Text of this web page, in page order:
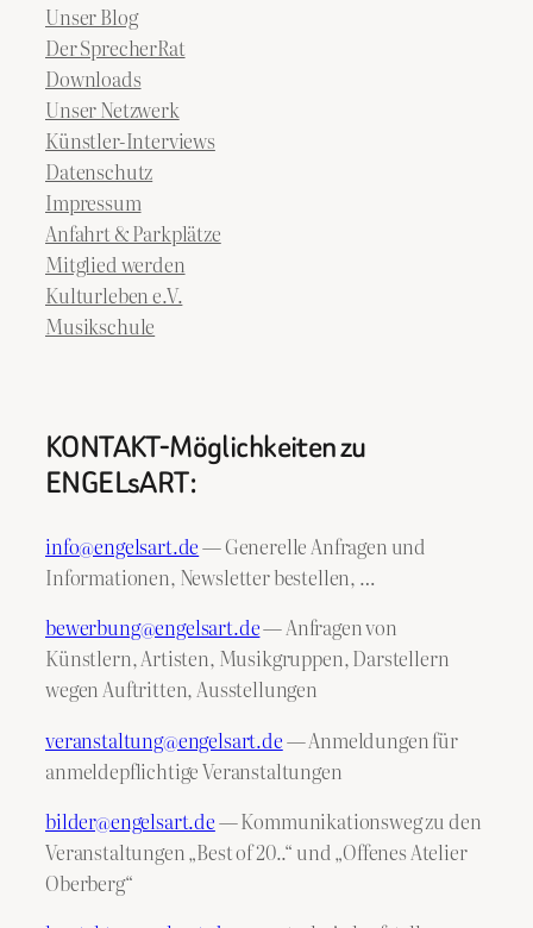
Unser Blog
Der SprecherRat
Downloads
Unser Netzwerk
Künstler-Interviews
Datenschutz
Impressum
Anfahrt & Parkplätze
Mitglied werden
Kulturleben e.V.
Musikschule
KONTAKT-Möglichkeiten zu
ENGELsART:
info@engelsart.de— Generelle Anfragen und
Informationen, Newsletter bestellen, …
bewerbung@engelsart.de— Anfragen von
Künstlern, Artisten, Musikgruppen, Darstellern
wegen Auftritten, Ausstellungen
veranstaltung@engelsart.de— Anmeldungen für
anmeldepflichtige Veranstaltungen
bilder@engelsart.de— Kommunikationsweg zu den
Veranstaltungen „Best of 20..“ und „Offenes Atelier
Oberberg“